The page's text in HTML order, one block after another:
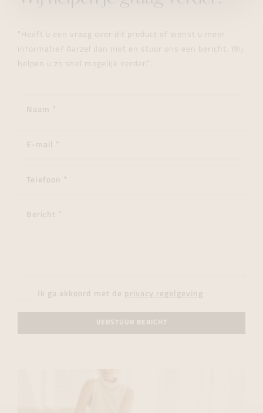
"Heeft u een vraag over dit product of wenst u meer
informatie? Aarzel dan niet en stuur ons een bericht. Wij
helpen u zo snel mogelijk verder."
Ik ga akkoord met de privacy regelgeving
VERSTUUR BERICHT